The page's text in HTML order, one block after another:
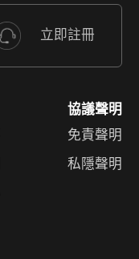
立即註冊
協議聲明
免責聲明
私隱聲明